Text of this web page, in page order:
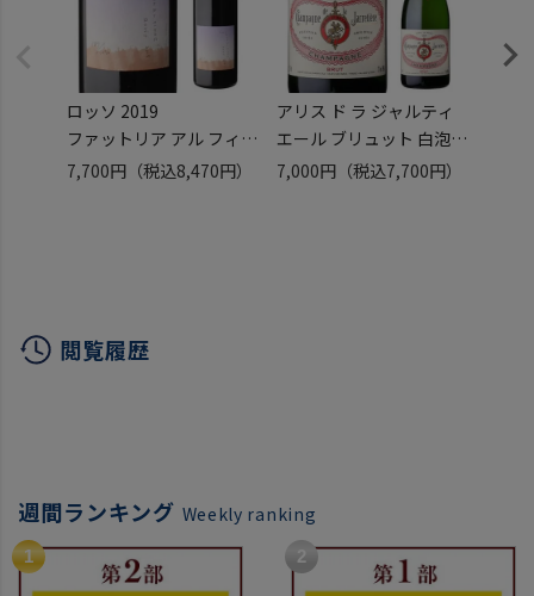
ロッソ 2019
ファットリア アル フィオ
ーレ 750ml
7,700円 （税込8,470円）
アリス ド ラ ジャルティ
エール ブリュット 白泡
辛口 [NV] 箱なし 750ml
7,000円 （税込7,700円）
閲覧履歴
週間ランキング Weekly ranking